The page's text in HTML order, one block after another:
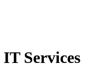
Services